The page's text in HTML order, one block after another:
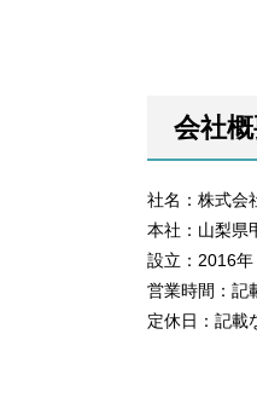
会社
社名：株式会
本社：山梨県
設立：2016年
営業時間：記
定休日：記載